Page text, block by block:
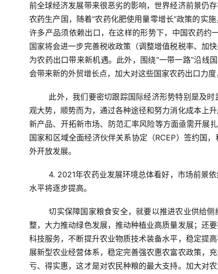
前全球经济发展带来很恶劣的影响，世界经济前景仍
农药生产国，随着“农药化肥使用量零增长”政策的实
许多产品须依赖出口，在这样的形势下，中国农药约
国家将会进一步完善税收政策（调整增值税税率、加
为农药出口带来新机遇。此外，围绕“一带一路”沿线
会带来新的外贸增长点，加大对这些国家农药出口力
此外，我们要密切跟踪国际经济形势特别是及
观大势，顺势而为，通过各种途径和努力消化成本上
新产品、开拓新市场、防范汇率风险等方面亟需开展
国家和区域全面经济伙伴关系协定（RCEP）签约国
外开放发展。
4. 2021年农药业发展环境总体看好，市场前景
水平将逐步提高。
切实保障国家粮食安全，就要以推进农业供给
整，大力推动绿色发展，推动种植业高质量发展；还
科技服务，不断提升农业物质技术装备水平，稳定提
展新型农业经营体系，稳定完善强农惠农富农政策，
亏、得实惠，这才是对农民种粮的最大支持。加大对